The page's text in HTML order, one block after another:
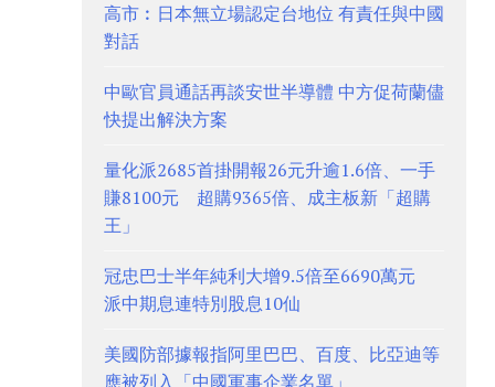
高市︰日本無立場認定台地位 有責任與中國
對話
中歐官員通話再談安世半導體 中方促荷蘭儘
快提出解決方案
量化派2685首掛開報26元升逾1.6倍、一手
賺8100元 超購9365倍、成主板新「超購
王」
冠忠巴士半年純利大增9.5倍至6690萬元
派中期息連特別股息10仙
美國防部據報指阿里巴巴、百度、比亞迪等
應被列入「中國軍事企業名單」